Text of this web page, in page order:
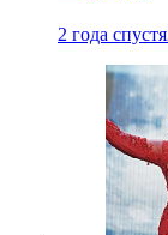
2 года спустя